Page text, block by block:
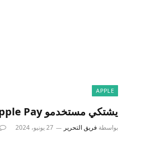
APPLE
يشتكي مستخدمو Apple Pay في المجر من الرسوم غير المصرح بها
بواسطة فريق التحرير 27 يونيو، 2024